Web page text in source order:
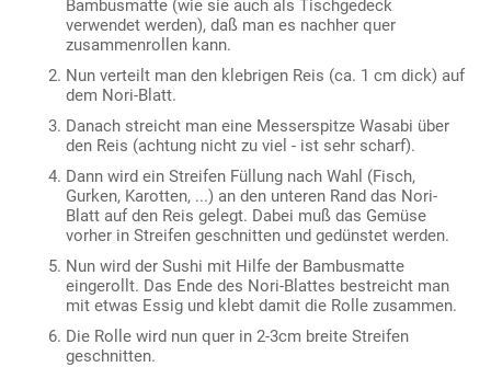
Bambusmatte (wie sie auch als Tischgedeck
verwendet werden), daß man es nachher quer
zusammenrollen kann.
Nun verteilt man den klebrigen Reis (ca. 1 cm dick) auf
dem Nori-Blatt.
Danach streicht man eine Messerspitze Wasabi über
den Reis (achtung nicht zu viel - ist sehr scharf).
Dann wird ein Streifen Füllung nach Wahl (Fisch,
Gurken, Karotten, ...) an den unteren Rand das Nori-
Blatt auf den Reis gelegt. Dabei muß das Gemüse
vorher in Streifen geschnitten und gedünstet werden.
Nun wird der Sushi mit Hilfe der Bambusmatte
eingerollt. Das Ende des Nori-Blattes bestreicht man
mit etwas Essig und klebt damit die Rolle zusammen.
Die Rolle wird nun quer in 2-3cm breite Streifen
geschnitten.